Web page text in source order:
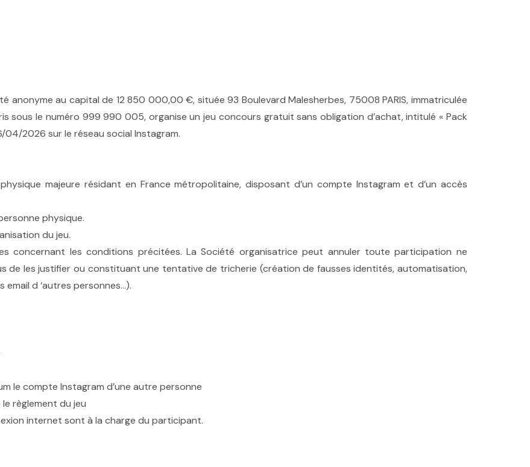
anonyme au capital de 12 850 000,00 €, située 93 Boulevard Malesherbes, 75008 PARIS, immatriculée
sous le numéro 999 990 005, organise un jeu concours gratuit sans obligation d’achat, intitulé « Pack
2026 sur le réseau social Instagram.
majeure résidant en France métropolitaine, disposant d’un compte Instagram et d’un accès
physique.
du jeu.
concernant les conditions précitées. La Société organisatrice peut annuler toute participation ne
de les justifier ou constituant une tentative de tricherie (création de fausses identités, automatisation,
d ‘autres personnes…).
le compte Instagram d’une autre personne
règlement du jeu
internet sont à la charge du participant.